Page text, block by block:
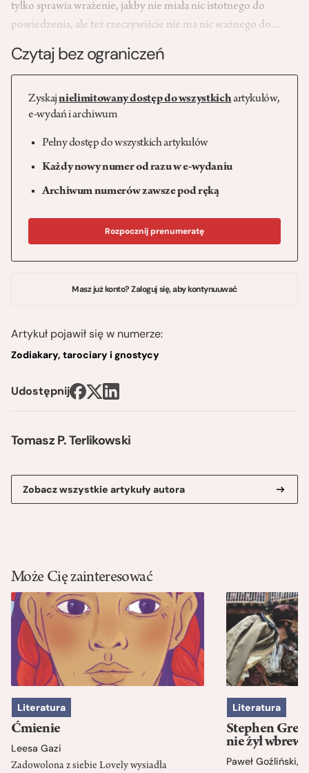
Tomasz P. Terlikowski
Zobacz wszystkie artykuły autora
tylko sprawia wrażenie, jakby nie miała nic istotnego do
powiedzenia, ale też rzeczywiście nie ma nic ważnego do…
Czytaj bez ograniczeń
Zyskajnielimitowany dostęp do wszystkichartykułów,
e-wydań i archiwum
Pełny dostęp do wszystkich artykułów
Każdy nowy numer od razu w e-wydaniu
Archiwum numerów zawsze pod ręką
Rozpocznij prenumeratę
Masz już konto? Zaloguj się, aby kontynuuwać
Artykuł pojawił się w numerze:
Zodiakary, tarociary i gnostycy
Udostępnij
Może Cię zainteresować
Literatura
Ćmienie
Leesa Gazi
Zadowolona z siebie Lovely wysiadła
Literatura
Stephen
nie żył wbrew
Paweł Goźliński,